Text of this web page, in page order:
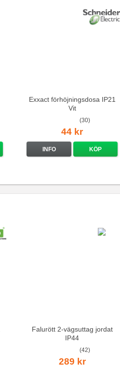
Exxact förhöjningsdosa IP21
Vit
(30)
44 kr
INFO KÖP
Falurött 2-vägsuttag jordat
IP44
(42)
289 kr